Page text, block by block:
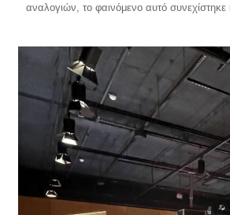
αναλογιών, το φαινόμενο αυτό